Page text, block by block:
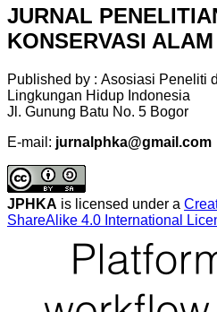
JURNAL
KONSERVASI ALAM
Published by : Asosiasi Peneliti
Lingkungan Hidup Indonesia
Jl. Gunung Batu No. 5 Bogor
E-mail: jurnalphka@gmail.com
JPHKA is licensed under a
ShareAlike 4.0 International